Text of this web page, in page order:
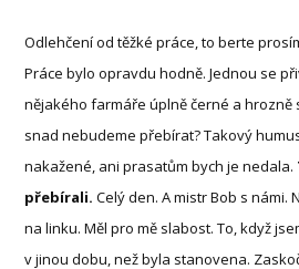
Odlehčení od těžké práce, to berte
Práce bylo opravdu hodně. Jednou se
nějakého farmáře úplně černé a hrozně
snad nebudeme přebírat? Takový
nakažené, ani prasatům bych je nedala.
přebírali. Celý den. A mistr Bob s námi.
na linku. Měl pro mě slabost. To, když
v jinou dobu, než byla stanovena.